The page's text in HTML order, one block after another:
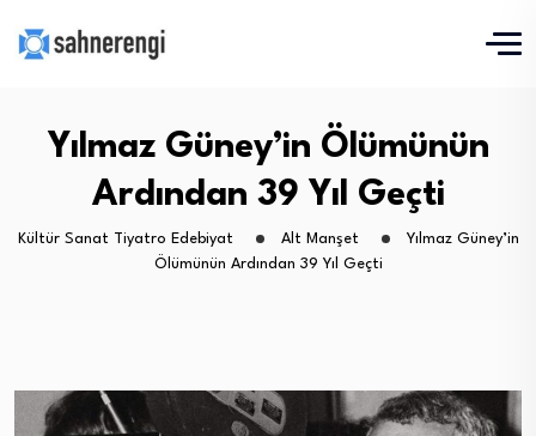
Yılmaz Güney’in Ölümünün
Ardından 39 Yıl Geçti
Kültür Sanat Tiyatro Edebiyat Alt Manşet
Yılmaz Güney’in
Ölümünün Ardından 39 Yıl Geçti